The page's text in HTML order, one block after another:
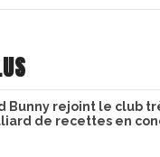
Bunny rejoint le club
de recettes en